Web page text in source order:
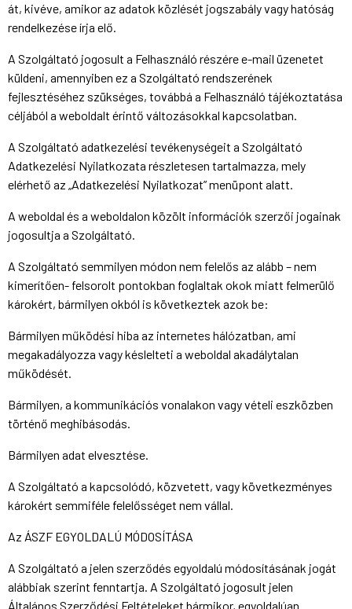
át, kivéve, amikor az adatok közlését jogszabály vagy hatóság
rendelkezése írja elő.
A Szolgáltató jogosult a Felhasználó részére e-mail üzenetet
küldeni, amennyiben ez a Szolgáltató rendszerének
fejlesztéséhez szükséges, továbbá a Felhasználó tájékoztatása
céljából a weboldalt érintő változásokkal kapcsolatban.
A Szolgáltató adatkezelési tevékenységeit a Szolgáltató
Adatkezelési Nyilatkozata részletesen tartalmazza, mely
elérhető az „Adatkezelési Nyilatkozat” menüpont alatt.
A weboldal és a weboldalon közölt információk szerzői jogainak
jogosultja a Szolgáltató.
A Szolgáltató semmilyen módon nem felelős az alább – nem
kimerítően- felsorolt pontokban foglaltak okok miatt felmerülő
károkért, bármilyen okból is következtek azok be:
Bármilyen működési hiba az internetes hálózatban, ami
megakadályozza vagy késlelteti a weboldal akadálytalan
működését.
Bármilyen, a kommunikációs vonalakon vagy vételi eszközben
történő meghibásodás.
Bármilyen adat elvesztése.
A Szolgáltató a kapcsolódó, közvetett, vagy következményes
károkért semmiféle felelősséget nem vállal.
Az ÁSZF EGYOLDALÚ MÓDOSÍTÁSA
A Szolgáltató a jelen szerződés egyoldalú módosításának jogát
alábbiak szerint fenntartja. A Szolgáltató jogosult jelen
Általános Szerződési Feltételeket bármikor, egyoldalúan